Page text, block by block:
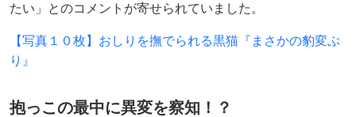
たい」とのコメントが寄せられていました。
【写真１０枚】おしりを撫でられる黒猫『まさかの豹変ぶ
り』
抱っこの最中に異変を察知！？